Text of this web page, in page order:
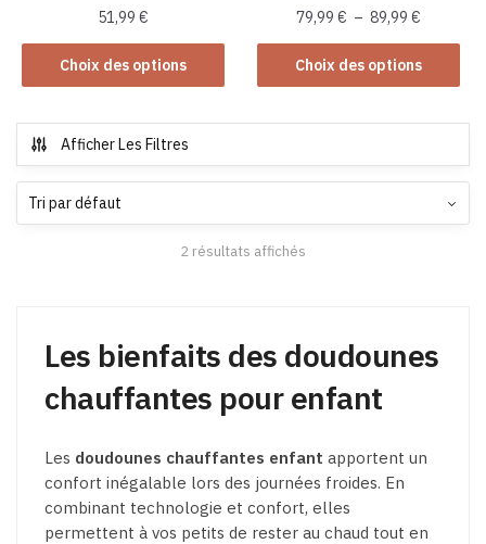
51,99€
Choix des options
Ce
produit
plusieurs
variations.
Les
la
page
du
79,99€ – 89,99€
de
prix :
79,99 €
Choix des options
Ce
produit
variations.
Les
page
du
Afficher Les Filtres
2 résultats affichés
Les bienfaits des doudounes
chauffantes pour enfant
Les doudounes chauffantes enfant apportent un
confort inégalable lors des journées froides. En
combinant technologie et confort, elles
permettent à vos petits de rester au chaud tout en